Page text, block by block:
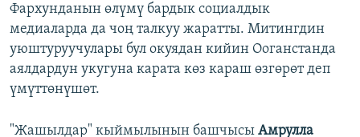
Фархунданын өлүмү бардык социалдык
медиаларда да чоң талкуу жаратты. Митингдин
уюштуруучулары бул окуядан кийин Ооганстанда
аялдардун укугуна карата көз караш өзгөрөт деп
үмүттөнүшөт.
"Жашылдар" кыймылынын башчысы Амрулла